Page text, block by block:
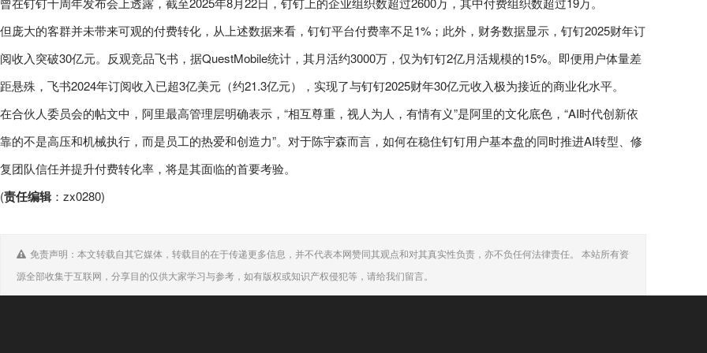
但庞大的客群并未带来可观的付费转化，从上述数据来看，钉钉平台付费率不足1%；此外，财务数据显示，钉钉2025财年订
阅收入突破30亿元。反观竞品飞书，据QuestMobile统计，其月活约3000万，仅为钉钉2亿月活规模的15%。即便用户体量差
距悬殊，飞书2024年订阅收入已超3亿美元（约21.3亿元），实现了与钉钉2025财年30亿元收入极为接近的商业化水平。
在合伙人委员会的帖文中，阿里最高管理层明确表示，“相互尊重，视人为人，有情有义”是阿里的文化底色，“AI时代创新依
靠的不是高压和机械执行，而是员工的热爱和创造力”。对于陈宇森而言，如何在稳住钉钉用户基本盘的同时推进AI转型、修
复团队信任并提升付费转化率，将是其面临的首要考验。
(责任编辑：zx0280)
免责声明：本文转载自其它媒体，转载目的在于传递更多信息，并不代表本网赞同其观点和对其真实性负责，亦不负任何法律责任。 本站所有资
源全部收集于互联网，分享目的仅供大家学习与参考，如有版权或知识产权侵犯等，请给我们留言。